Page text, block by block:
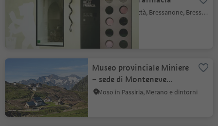
Bressanone città, Bressanone, Bressanone e dintorni
Museo provinciale Miniere
– sede di Monteneve
nell'Alta Val Passiria
Moso in Passiria, Merano e dintorni